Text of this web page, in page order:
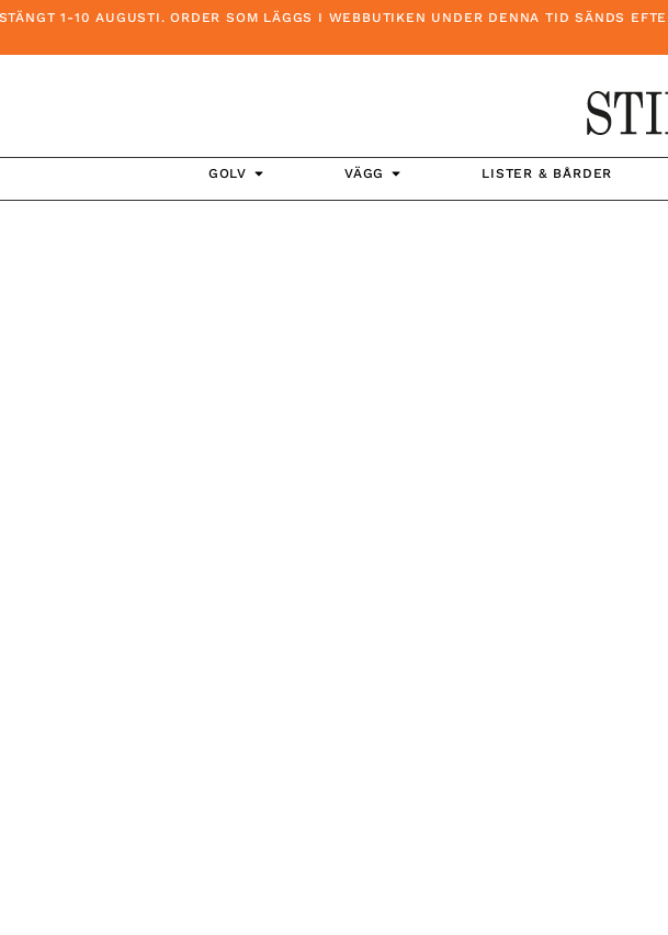
1-10 AUGUSTI. ORDER SOM LÄGGS I WEBBUTIKEN UNDER DENNA TID SÄNDS EFTER
GOLV VÄGG LISTER & BÅRDER